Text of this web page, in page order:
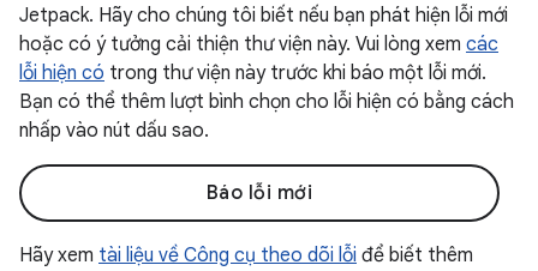
Jetpack. Hãy cho chúng tôi biết nếu bạn phát hiện lỗi mới
hoặc có ý tưởng cải thiện thư viện này. Vui lòng xem các
lỗi hiện có trong thư viện này trước khi báo một lỗi mới.
Bạn có thể thêm lượt bình chọn cho lỗi hiện có bằng cách
nhấp vào nút dấu sao.
Báo lỗi mới
Hãy xem tài liệu về Công cụ theo dõi lỗi để biết thêm